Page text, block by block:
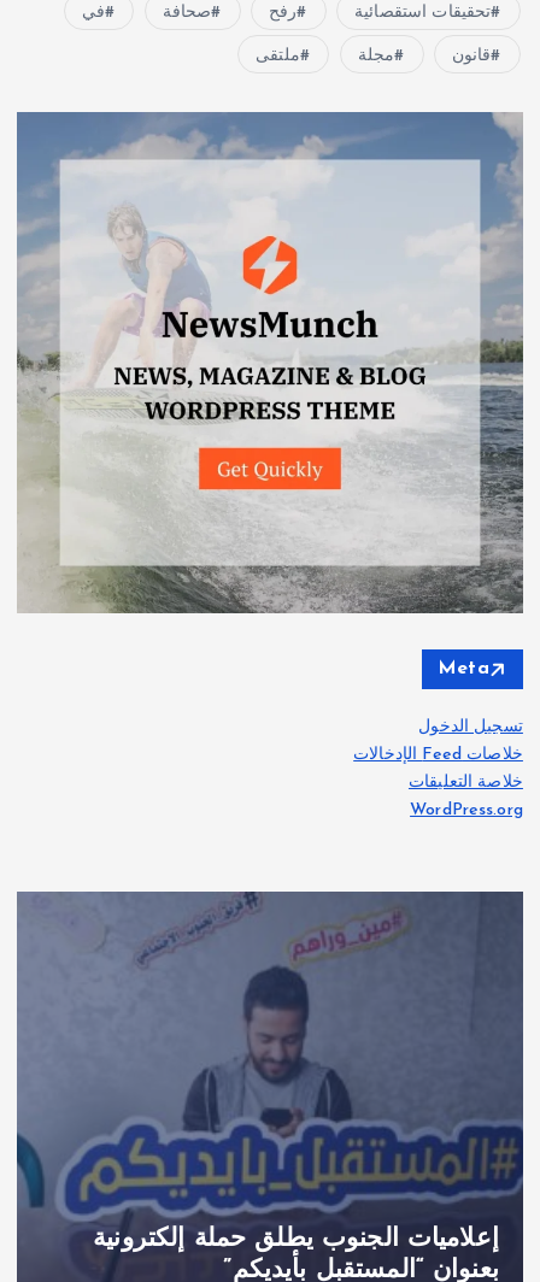
تحقيقات استقصائية رفح صحافة في
قانون مجلة ملتقى
Meta
تسجيل الدخول
خلاصات Feed الإدخالات
خلاصة التعليقات
WordPress.org
إعلاميات الجنوب يطلق حملة إلكترونية
بعنوان “المستقبل بأيديكم”